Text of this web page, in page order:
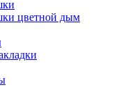
цветной дым